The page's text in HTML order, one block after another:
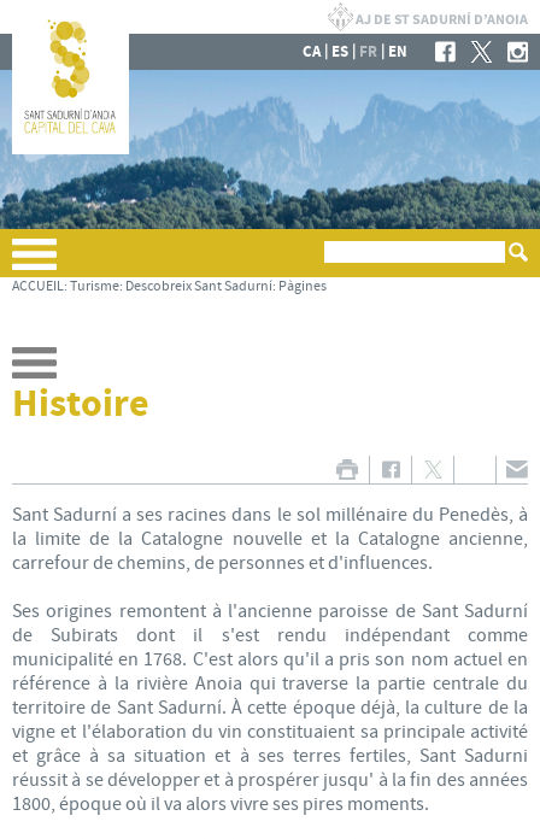
CA| ES | FR | EN
ACCUEIL: Turisme: Descobreix Sant Sadurní: Pàgines
Histoire
Sant Sadurní a ses racines dans le sol millénaire du Penedès, à
la limite de la Catalogne nouvelle et la Catalogne ancienne,
carrefour de chemins, de personnes et d'influences.
Ses origines remontent à l'ancienne paroisse de Sant Sadurní
de Subirats dont il s'est rendu indépendant comme
municipalité en 1768. C'est alors qu'il a pris son nom actuel en
référence à la rivière Anoia qui traverse la partie centrale du
territoire de Sant Sadurní. À cette époque déjà, la culture de la
vigne et l'élaboration du vin constituaient sa principale activité
et grâce à sa situation et à ses terres fertiles, Sant Sadurni
réussit à se développer et à prospérer jusqu' à la fin des années
1800, époque où il va alors vivre ses pires moments.